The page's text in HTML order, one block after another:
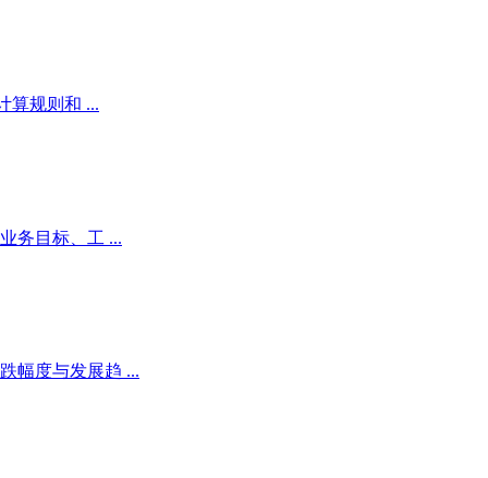
算规则和 ...
务目标、工 ...
幅度与发展趋 ...